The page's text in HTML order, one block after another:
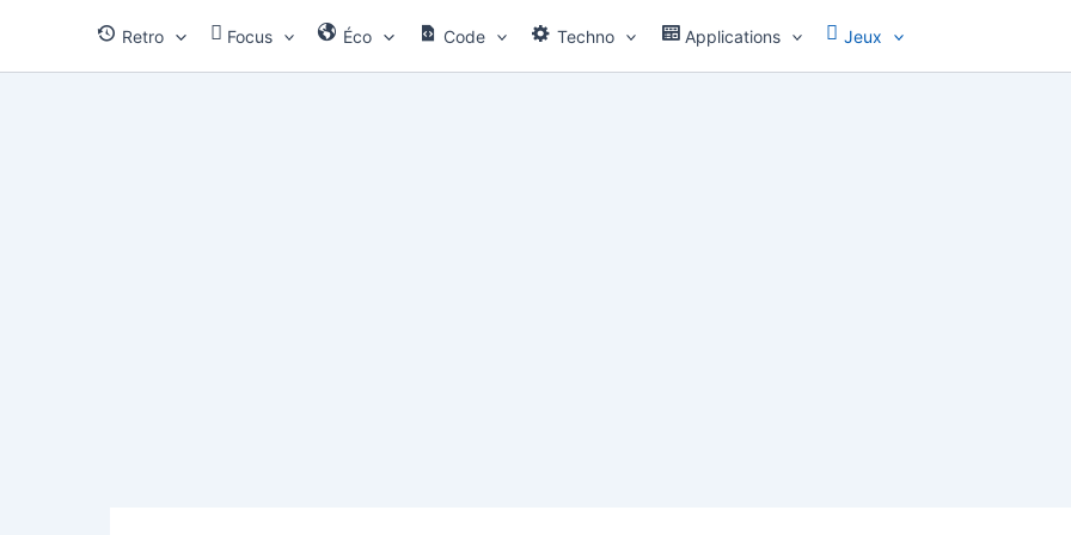
contenu
Retro Focus Éco Code Techno Applications Jeux